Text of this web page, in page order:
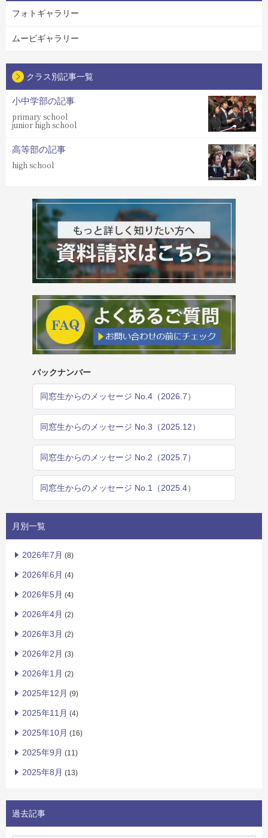
フォトギャラリー
ムービギャラリー
クラス別記事一覧
小中学部の記事
primary school
junior high school
高等部の記事
high school
バックナンバー
同窓生からのメッセージ No.4（2026.7）
同窓生からのメッセージ No.3（2025.12）
同窓生からのメッセージ No.2（2025.7）
同窓生からのメッセージ No.1（2025.4）
月別一覧
2026年7月 (8)
2026年6月 (4)
2026年5月 (4)
2026年4月 (2)
2026年3月 (2)
2026年2月 (3)
2026年1月 (2)
2025年12月 (9)
2025年11月 (4)
2025年10月 (16)
2025年9月 (11)
2025年8月 (13)
過去記事